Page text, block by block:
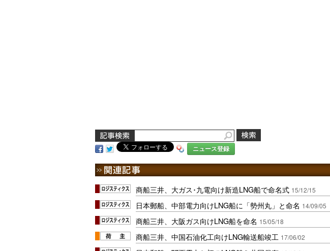
ニュース登録
商船三井、大ガス･九電向け新造LNG船で命名式 15/12/15
日本郵船、中部電力向けLNG船に「勢州丸」と命名 14/09/05
商船三井、大阪ガス向けLNG船を命名 15/05/18
商船三井、中国石油化工向けLNG輸送船竣工 17/06/02